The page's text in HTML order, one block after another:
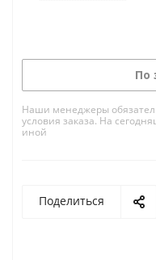
По
Наши менеджеры
условия заказа. На
иной
Поделиться